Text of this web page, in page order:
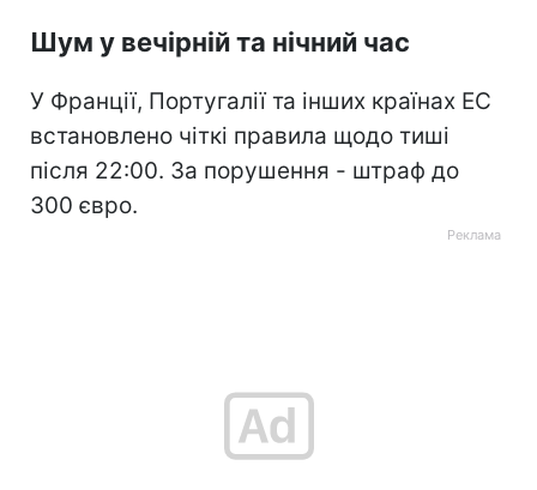
Шум у вечірній та нічний час
У Франції, Португалії та інших країнах ЕС
встановлено чіткі правила щодо тиші
після 22:00. За порушення - штраф до
300 євро.